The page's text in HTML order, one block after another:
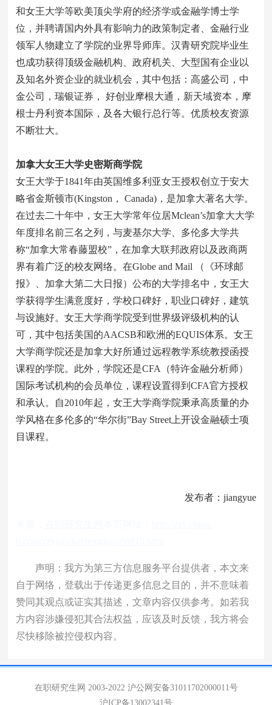
和女王大学等欧美顶尖学府的经济学或金融学博士学
位，并聘请国内外具有影响力的政策制定者、金融行业
领军人物建立了学院的业界导师库。汉青研究院毕业生
也成功获得顶级金融机构、政府机关、大型国有企业以
及知名外资企业的就业机会，其中包括：高盛公司，中
金公司，瑞银证券， 好创业摩根大通，新天域资本，摩
根士丹利资本国际，及各大银行总行等。优质校友资源
不断壮大。
加拿大女王大学史密斯商学院
女王大学于1841年由英国维多利亚女王授权创立于安大
略省金斯顿市(Kingston， Canada)，是加拿大著名大学。
在过去二十年中，女王大学常年位居Mclean’s加拿大大学
年度排名前三名之列，与麦基尔大学、多伦多大学共
称“加拿大常春藤盟校”，在加拿大联邦政府以及政商两
界有着广泛的校友网络。在Globe and Mail （《环球邮
报》、加拿大第二大日报）公布的大学排名中，女王大
学获得学生满意度好，学校口碑好，职业口碑好，建筑
与设施好。女王大学商学院受到世界级评级机构的认
可，其中包括美国的AACSB和欧洲的EQUIS体系。女王
大学商学院还是加拿大好所通过远程教学系统教授函授
课程的学院。此外，学院还是CFA（特许金融分析师）
国际考试机构的会员单位，课程设置得到CFA官方授权
和承认。自2010年起，女王大学商学院秉承高质量的办
学风格在多伦多的“华尔街”Bay Street上开设金融硕士项
目课程。
发布者：jiangyue
声明：我方为第三方信息服务平台提供者，本文来
自于网络，登载出于传递更多信息之目的，并不意味着
赞同其观点或证实其描述，文章内容仅供参考。如若我
方内容涉嫌侵犯其合法权益，应该及时反馈，我方将会
尽快移除被控侵权内容。
在职研究生网 2003-2022 沪公网安备31011702000011号
沪ICP备13002341号